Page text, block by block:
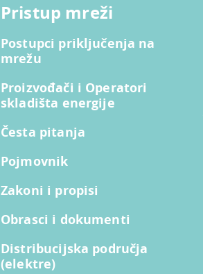
Pristup mreži
Postupci priključenja na
mrežu
Proizvođači i Operatori
skladišta energije
Česta pitanja
Pojmovnik
Zakoni i propisi
Obrasci i dokumenti
Distribucijska područja
(elektre)